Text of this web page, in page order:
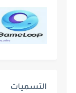
التسميات